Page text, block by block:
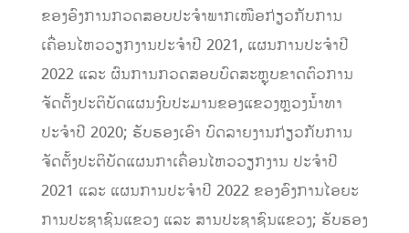
ຂອງອົງການກວດສອບປະຈຳພາກເໜືອກ່ຽວກັບການ
ເຄື່ອນໄຫວວຽກງານປະຈຳປີ 2021, ແຜນການປະຈຳປີ
2022 ແລະ ຜົນການກວດສອບບົດສະຫຼຸບຂາດຕົວການ
ຈັດຕັ້ງປະຕິບັດແຜນງົບປະມານຂອງແຂວງຫຼວງນໍ້າທາ
ປະຈຳປີ 2020; ຮັບຮອງເອົາ ບົດລາຍງານກ່ຽວກັບການ
ຈັດຕັ້ງປະຕິບັດແຜນກາເຄື່ອນໄຫວວຽກງານ ປະຈໍາປີ
2021 ແລະ ແຜນການປະຈຳປີ 2022 ຂອງອົງການໄອຍະ
ການປະຊາຊົນແຂວງ ແລະ ສານປະຊາຊົນແຂວງ; ຮັບຮອງ